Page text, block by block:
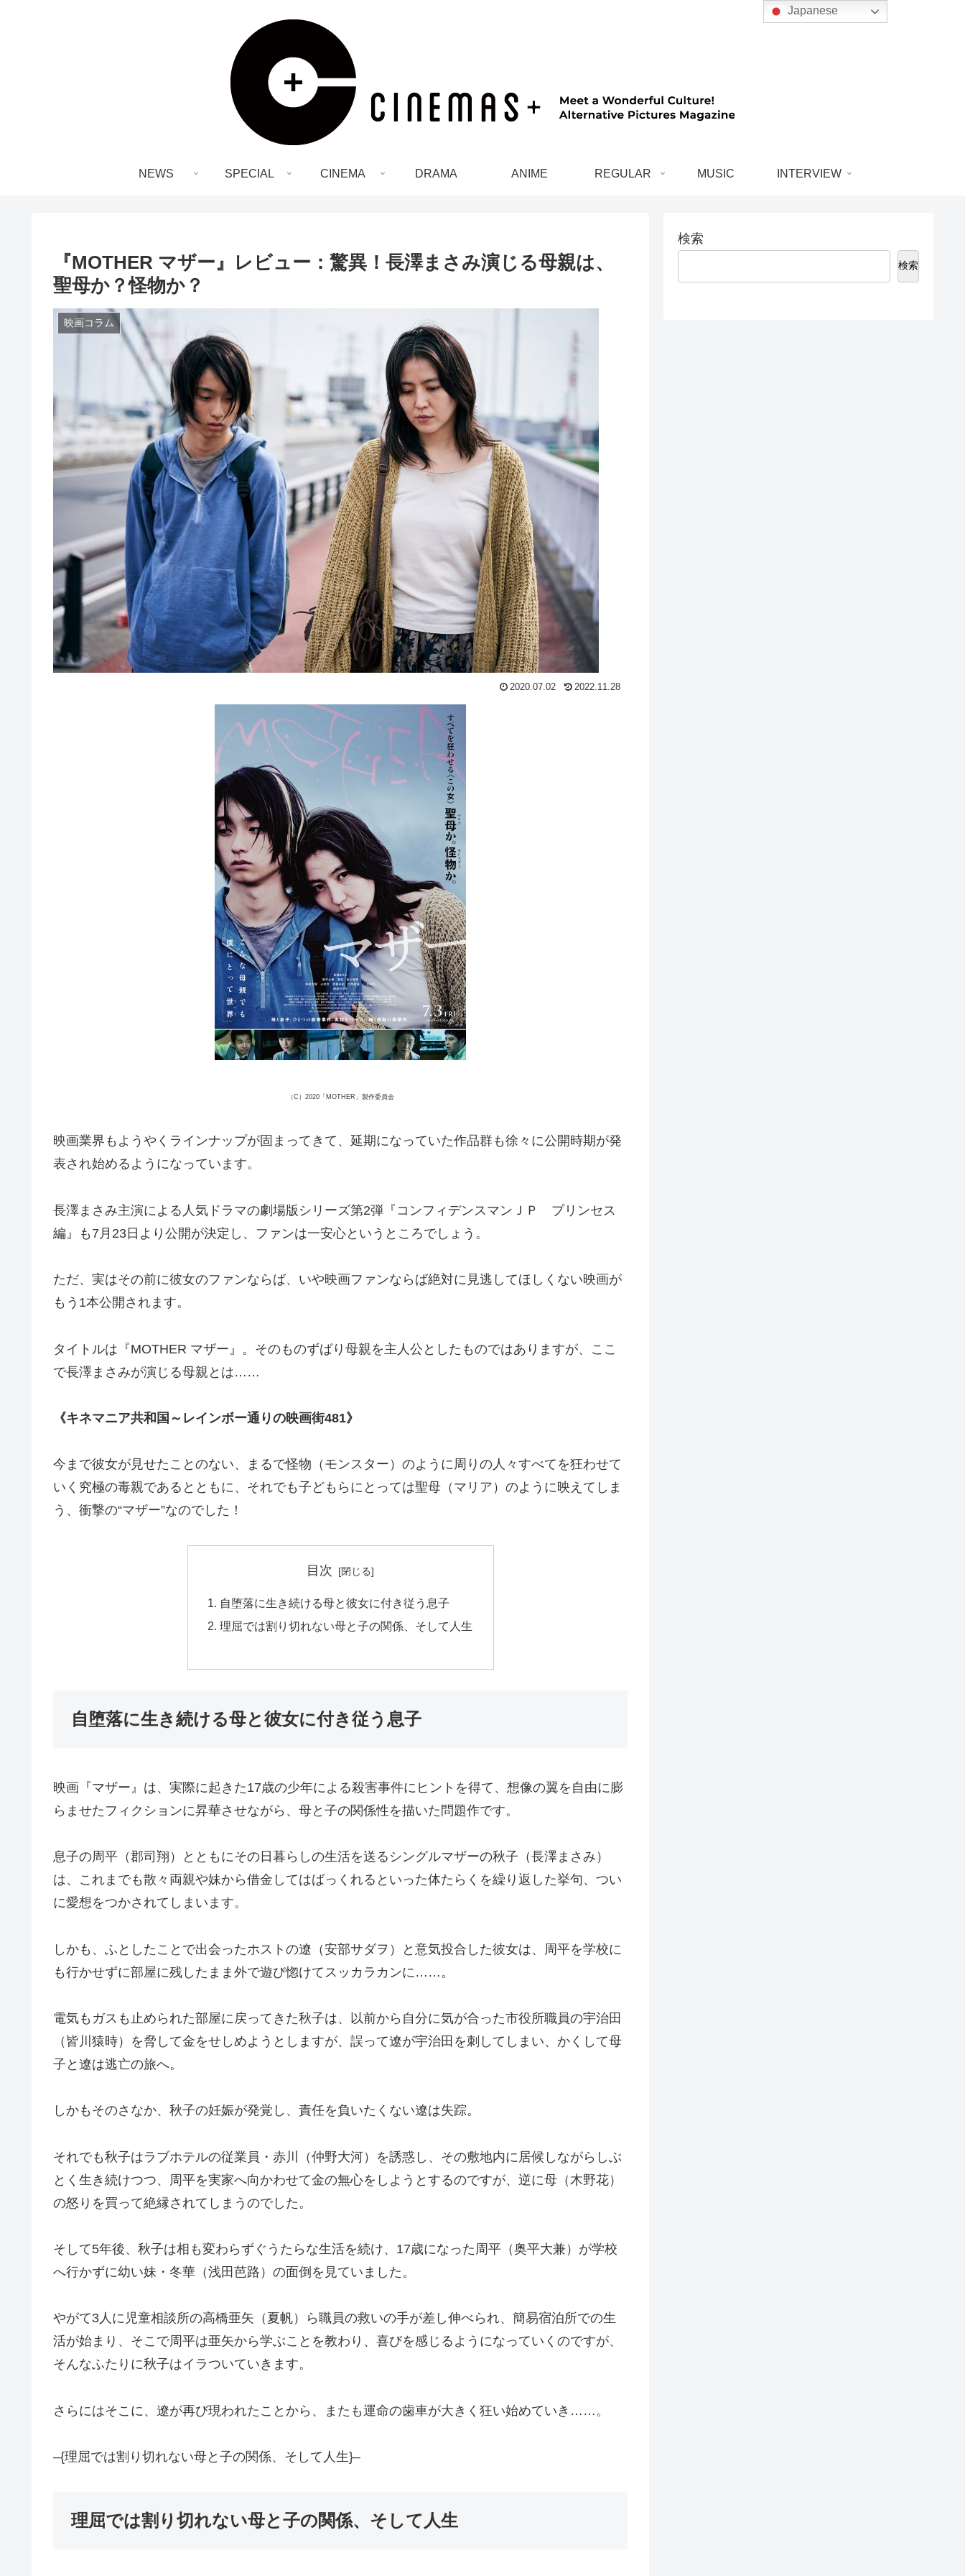
NEWS SPECIAL CINEMA DRAMA ANIME REGULAR MUSIC INTERVIEW
『MOTHER マザー』レビュー：驚異！長澤まさみ演じる母親は、
聖母か？怪物か？
映画コラム
2020.07.02 2022.11.28
（C）2020「MOTHER」製作委員会
映画業界もようやくラインナップが固まってきて、延期になっていた作品群も徐々に公開時期が発
表され始めるようになっています。
長澤まさみ主演による人気ドラマの劇場版シリーズ第2弾『コンフィデンスマンＪＰ プリンセス
編』も7月23日より公開が決定し、ファンは一安心というところでしょう。
ただ、実はその前に彼女のファンならば、いや映画ファンならば絶対に見逃してほしくない映画が
もう1本公開されます。
タイトルは『MOTHER マザー』。そのものずばり母親を主人公としたものではありますが、ここ
で長澤まさみが演じる母親とは……
《キネマニア共和国～レインボー通りの映画街481》
今まで彼女が見せたことのない、まるで怪物（モンスター）のように周りの人々すべてを狂わせて
いく究極の毒親であるとともに、それでも子どもらにとっては聖母（マリア）のように映えてしま
う、衝撃の“マザー”なのでした！
目次
自堕落に生き続ける母と彼女に付き従う息子
理屈では割り切れない母と子の関係、そして人生
自堕落に生き続ける母と彼女に付き従う息子
映画『マザー』は、実際に起きた17歳の少年による殺害事件にヒントを得て、想像の翼を自由に膨
らませたフィクションに昇華させながら、母と子の関係性を描いた問題作です。
息子の周平（郡司翔）とともにその日暮らしの生活を送るシングルマザーの秋子（長澤まさみ）
は、これまでも散々両親や妹から借金してはばっくれるといった体たらくを繰り返した挙句、つい
に愛想をつかされてしまいます。
しかも、ふとしたことで出会ったホストの遼（安部サダヲ）と意気投合した彼女は、周平を学校に
も行かせずに部屋に残したまま外で遊び惚けてスッカラカンに……。
電気もガスも止められた部屋に戻ってきた秋子は、以前から自分に気が合った市役所職員の宇治田
（皆川猿時）を脅して金をせしめようとしますが、誤って遼が宇治田を刺してしまい、かくして母
子と遼は逃亡の旅へ。
しかもそのさなか、秋子の妊娠が発覚し、責任を負いたくない遼は失踪。
それでも秋子はラブホテルの従業員・赤川（仲野大河）を誘惑し、その敷地内に居候しながらしぶ
とく生き続けつつ、周平を実家へ向かわせて金の無心をしようとするのですが、逆に母（木野花）
の怒りを買って絶縁されてしまうのでした。
そして5年後、秋子は相も変わらずぐうたらな生活を続け、17歳になった周平（奥平大兼）が学校
へ行かずに幼い妹・冬華（浅田芭路）の面倒を見ていました。
やがて3人に児童相談所の高橋亜矢（夏帆）ら職員の救いの手が差し伸べられ、簡易宿泊所での生
活が始まり、そこで周平は亜矢から学ぶことを教わり、喜びを感じるようになっていくのですが、
そんなふたりに秋子はイラついていきます。
さらにはそこに、遼が再び現われたことから、またも運命の歯車が大きく狂い始めていき……。
–{理屈では割り切れない母と子の関係、そして人生}–
理屈では割り切れない母と子の関係、そして人生
検索
検索
Japanese